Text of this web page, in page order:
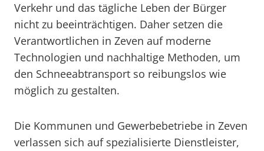
Verkehr und das tägliche Leben der Bürger
nicht zu beeinträchtigen. Daher setzen die
Verantwortlichen in Zeven auf moderne
Technologien und nachhaltige Methoden, um
den Schneeabtransport so reibungslos wie
möglich zu gestalten.
Die Kommunen und Gewerbebetriebe in Zeven
verlassen sich auf spezialisierte Dienstleister,